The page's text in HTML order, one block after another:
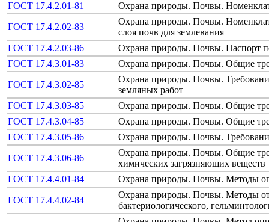
ГОСТ 17.4.2.01-81
Охрана природы. Почвы.
ГОСТ 17.4.2.02-83
Охрана природы. Почвы.
слоя почв для землевания
ГОСТ 17.4.2.03-86
Охрана природы. Почвы. Паспорт
ГОСТ 17.4.3.01-83
Охрана природы. Почвы. Общие
ГОСТ 17.4.3.02-85
Охрана природы. Почвы.
земляных работ
ГОСТ 17.4.3.03-85
Охрана природы. Почвы. Общие
ГОСТ 17.4.3.04-85
Охрана природы. Почвы. Общие
ГОСТ 17.4.3.05-86
Охрана природы. Почвы.
ГОСТ 17.4.3.06-86
Охрана природы. Почвы. Общие
химических загрязняющих веществ
ГОСТ 17.4.4.01-84
Охрана природы. Почвы. Методы
ГОСТ 17.4.4.02-84
Охрана природы. Почвы. Методы
бактериологического,